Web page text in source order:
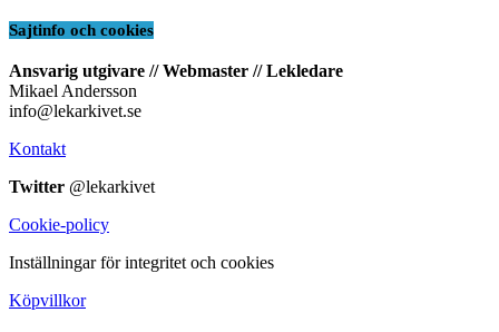
Sajtinfo och cookies
Ansvarig utgivare // Webmaster // Lekledare
Mikael Andersson
info@lekarkivet.se
Kontakt
Twitter @lekarkivet
Cookie-policy
Inställningar för integritet och cookies
Köpvillkor